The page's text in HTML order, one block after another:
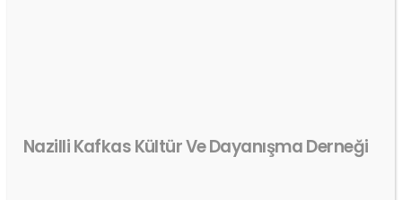
Nazilli Kafkas Kültür Ve Dayanışma Derneği